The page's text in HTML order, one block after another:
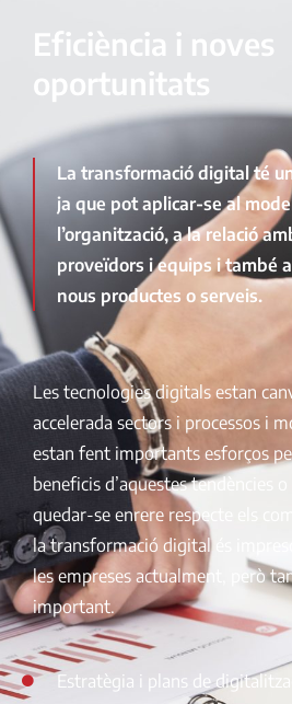
Eficiència i noves
oportunitats
La transformació digital té
ja que pot aplicar-se al
l’organització, a la relació
proveïdors i equips i també
nous productes o serveis.
Les tecnologies digitals estan
accelerada sectors i processos i
estan fent importants esforços
beneficis d’aquestes tendències
quedar-se enrere respecte els
la transformació digital és
les empreses actualment, però
important.
Estratègia i plans de